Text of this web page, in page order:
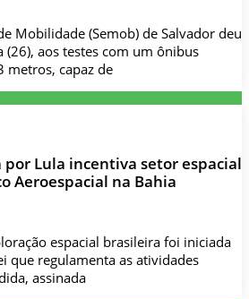
Mobilidade (Semob) de Salvador deu
aos testes com um ônibus
metros, capaz de
por Lula incentiva setor espacial
Aeroespacial na Bahia
espacial brasileira foi iniciada
que regulamenta as atividades
assinada